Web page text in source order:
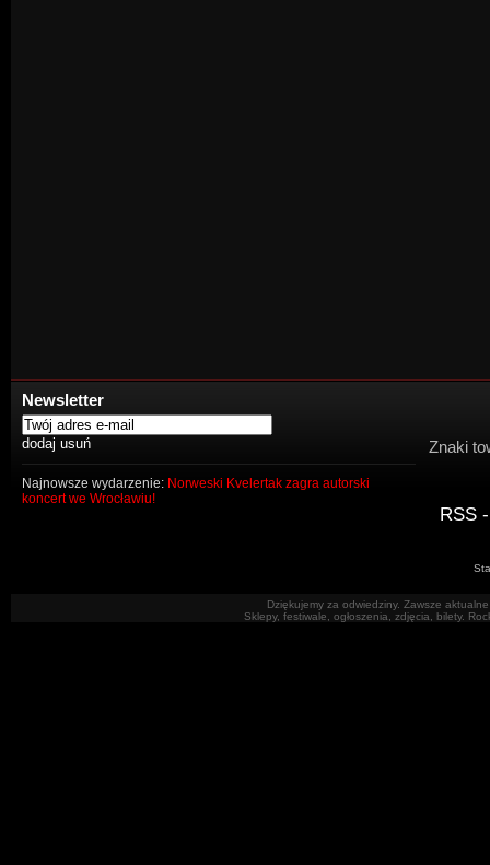
Newsletter
Najnowsze wydarzenie: Norweski Kvelertak zagra autorski
koncert we Wrocławiu!
Znaki
RSS
Dziękujemy za odwiedziny. Zawsze
Sklepy, festiwale, ogłoszenia, zdjęcia, bilety.